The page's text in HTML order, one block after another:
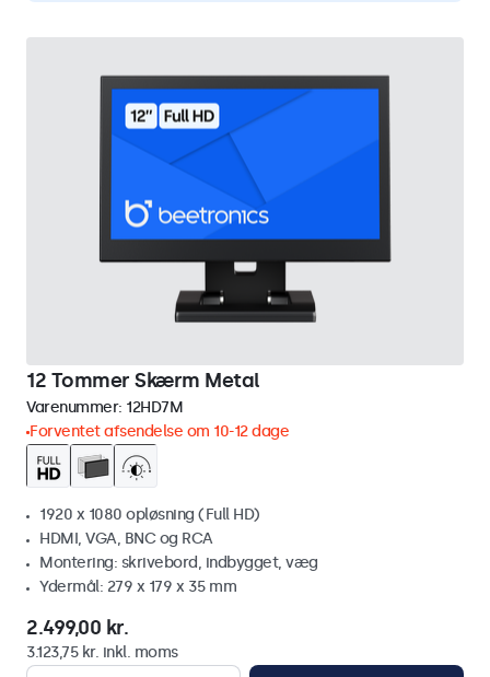
12 Tommer Skærm Metal
Varenummer: 12HD7M
Forventet afsendelse om 10-12 dage
1920 x 1080 opløsning (Full HD)
HDMI, VGA, BNC og RCA
Montering: skrivebord, indbygget, væg
Ydermål: 279 x 179 x 35 mm
2.499,00 kr.
3.123,75 kr. inkl. moms